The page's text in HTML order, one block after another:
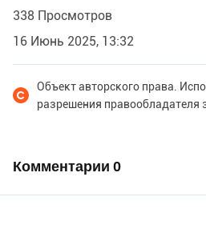
338 Просмотров
16 Июнь 2025, 13:32
Объект авторского права.
разрешения правообладателя
Комментарии 0